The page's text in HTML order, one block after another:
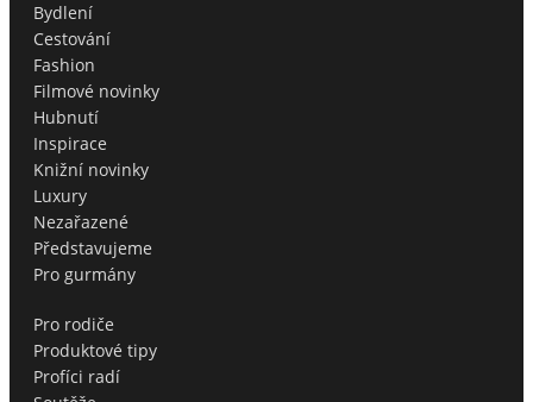
Bydlení
Cestování
Fashion
Filmové novinky
Hubnutí
Inspirace
Knižní novinky
Luxury
Nezařazené
Představujeme
Pro gurmány
Pro rodiče
Produktové tipy
Profíci radí